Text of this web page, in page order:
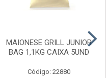
MAIONESE GRILL JUNIOR
BAG 1,1KG CAIXA 5UND
Código: 22880